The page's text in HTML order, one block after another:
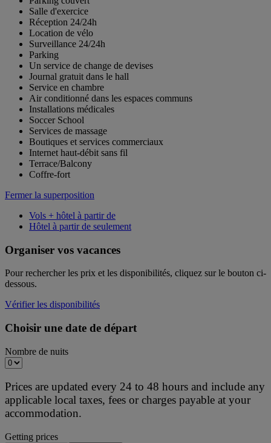
Salle d'exercice
Réception 24/24h
Location de vélo
Surveillance 24/24h
Parking
Un service de change de devises
Journal gratuit dans le hall
Service en chambre
Air conditionné dans les espaces communs
Installations médicales
Soccer School
Services de massage
Boutiques et services commerciaux
Internet haut-débit sans fil
Terrace/Balcony
Coffre-fort
Fermer la superposition
Vols + hôtel à partir de
Hôtel à partir de seulement
Organiser vos vacances
Pour rechercher les prix et les disponibilités, cliquez sur le bouton ci-
dessous.
Vérifier les disponibilités
Choisir une date de départ
Nombre de nuits
Prices are updated every 24 to 48 hours and include any
applicable local taxes, fees or charges payable at your
accommodation.
Getting prices